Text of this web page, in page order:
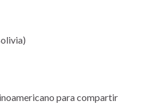
para compartir